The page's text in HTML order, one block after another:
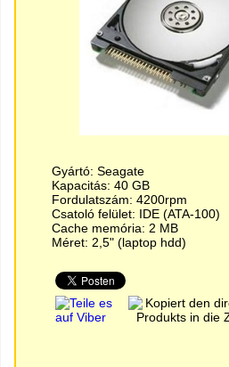
Gyártó: Seagate
Kapacitás: 40 GB
Fordulatszám: 4200rpm
Csatoló felület: IDE (ATA-100)
Cache memória: 2 MB
Méret: 2,5" (laptop hdd)